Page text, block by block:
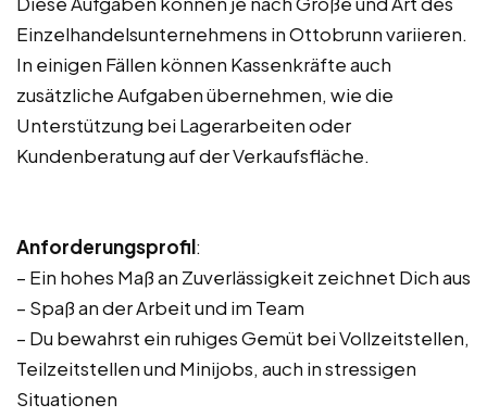
Einzelhandelsunternehmens in Ottobrunn variieren.
In einigen Fällen können Kassenkräfte auch
zusätzliche Aufgaben übernehmen, wie die
Unterstützung bei Lagerarbeiten oder
Kundenberatung auf der Verkaufsfläche.
Anforderungsprofil:
– Ein hohes Maß an Zuverlässigkeit zeichnet Dich aus
– Spaß an der Arbeit und im Team
– Du bewahrst ein ruhiges Gemüt bei Vollzeitstellen,
Teilzeitstellen und Minijobs, auch in stressigen
Situationen